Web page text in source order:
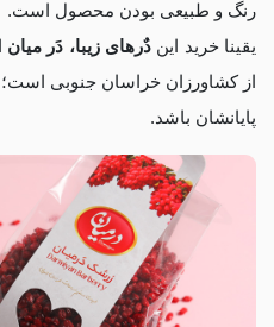
رنگ و طبیعی بودن محصول است.
یقینا خرید این دٌرهای زیبا، دَر میان
از کشاورزان خراسان جنوبی
پایانشان باشد.